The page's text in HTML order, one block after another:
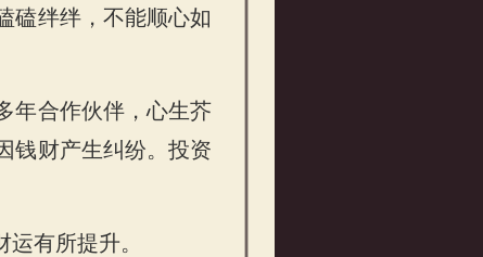
磕绊绊，不能顺心如
年合作伙伴，心生芥
钱财产生纠纷。投资
有所提升。